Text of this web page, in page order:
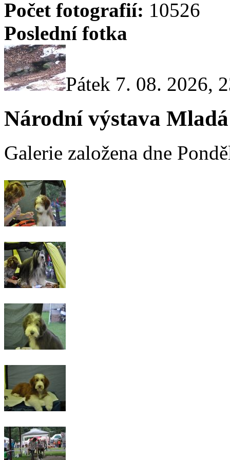
Počet fotografií: 10526
Poslední fotka
Pátek 7. 08. 2026,
Národní výstava
Galerie založena dne